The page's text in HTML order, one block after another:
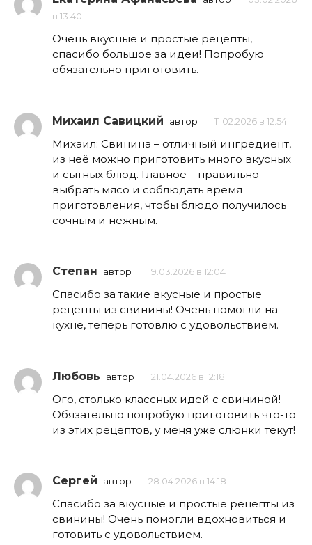
в 13:40
Очень вкусные и простые рецепты,
спасибо большое за идеи! Попробую
обязательно приготовить.
Михаил Савицкий автор 11.02.2026 в 12:54
Михаил: Свинина – отличный ингредиент,
из неё можно приготовить много вкусных
и сытных блюд. Главное – правильно
выбрать мясо и соблюдать время
приготовления, чтобы блюдо получилось
сочным и нежным.
Степан автор 19.03.2026 в 12:04
Спасибо за такие вкусные и простые
рецепты из свинины! Очень помогли на
кухне, теперь готовлю с удовольствием.
Любовь автор 21.04.2026 в 12:18
Ого, столько классных идей с свининой!
Обязательно попробую приготовить что-то
из этих рецептов, у меня уже слюнки текут!
Сергей автор 28.04.2026 в 14:18
Спасибо за вкусные и простые рецепты из
свинины! Очень помогли вдохновиться и
готовить с удовольствием.